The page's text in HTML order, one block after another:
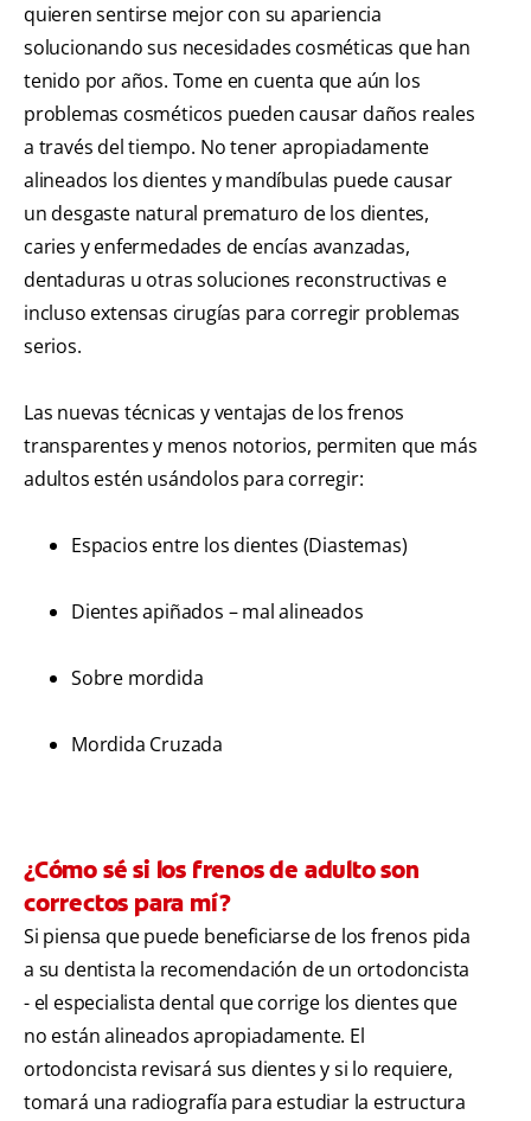
quieren sentirse mejor con su apariencia
solucionando sus necesidades cosméticas que han
tenido por años. Tome en cuenta que aún los
problemas cosméticos pueden causar daños reales
a través del tiempo. No tener apropiadamente
alineados los dientes y mandíbulas puede causar
un desgaste natural prematuro de los dientes,
caries y enfermedades de encías avanzadas,
dentaduras u otras soluciones reconstructivas e
incluso extensas cirugías para corregir problemas
serios.
Las nuevas técnicas y ventajas de los frenos
transparentes y menos notorios, permiten que más
adultos estén usándolos para corregir:
Espacios entre los dientes (Diastemas)
Dientes apiñados – mal alineados
Sobre mordida
Mordida Cruzada
¿Cómo sé si los frenos de adulto son
correctos para mí?
Si piensa que puede beneficiarse de los frenos pida
a su dentista la recomendación de un ortodoncista
- el especialista dental que corrige los dientes que
no están alineados apropiadamente. El
ortodoncista revisará sus dientes y si lo requiere,
tomará una radiografía para estudiar la estructura